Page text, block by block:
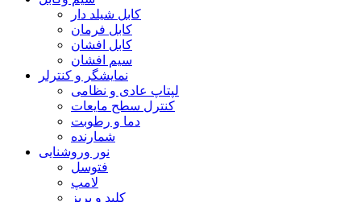
کابل شیلد دار
کابل فرمان
کابل افشان
سیم افشان
نمایشگر و کنترلر
لپتاپ عادی و نظامی
کنترل سطح مایعات
دما و رطوبت
شمارنده
نور وروشنایی
فتوسل
لامپ
کلید و پریز